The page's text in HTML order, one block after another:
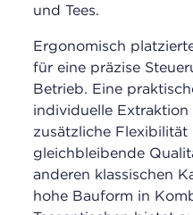
und Tees.
Ergonomisch
für eine präzise
Betrieb. Eine
individuelle
zusätzliche
gleichbleibende
anderen klassischen
hohe Bauform in